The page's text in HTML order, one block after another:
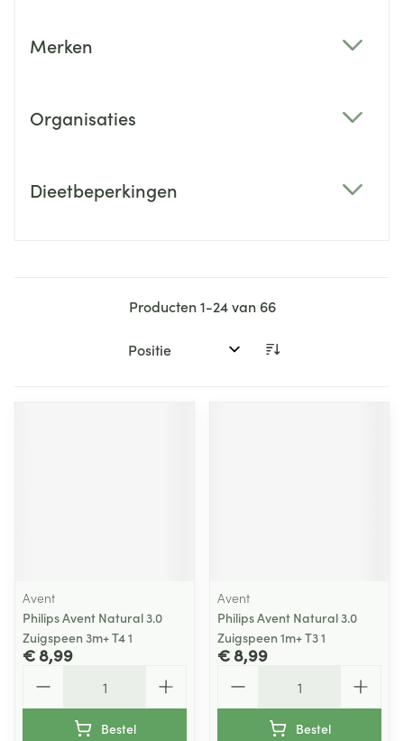
Merken
Organisaties
Dieetbeperkingen
Producten1-24van 66
Sorteer op:
Avent
Philips Avent Natural 3.0
Zuigspeen 3m+ T4 1
€ 8,99
Bestel
Avent
Philips Avent Natural 3.0
Zuigspeen 1m+ T3 1
€ 8,99
Bestel